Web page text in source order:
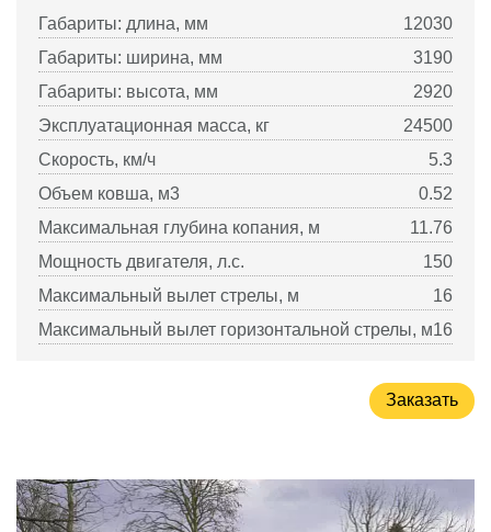
Габариты: длина, мм
12030
Габариты: ширина, мм
3190
Габариты: высота, мм
2920
Эксплуатационная масса, кг
24500
Скорость, км/ч
5.3
Объем ковша, м3
0.52
Максимальная глубина копания, м
11.76
Мощность двигателя, л.с.
150
Максимальный вылет стрелы, м
16
Максимальный вылет горизонтальной стрелы, м16
Заказать